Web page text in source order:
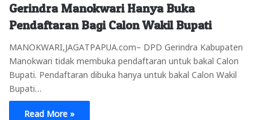
Gerindra Manokwari Hanya Buka
Pendaftaran Bagi Calon Wakil Bupati
MANOKWARI,JAGATPAPUA.com– DPD Gerindra Kabupaten
Manokwari tidak membuka pendaftaran untuk bakal Calon
Bupati. Pendaftaran dibuka hanya untuk bakal Calon Wakil
Bupati…
Read More »